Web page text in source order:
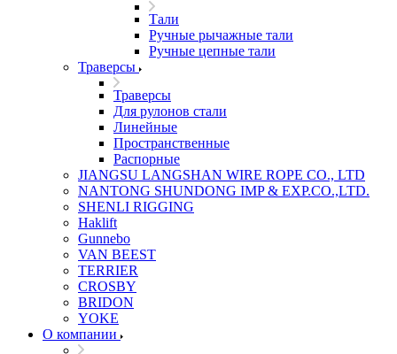
Тали
Ручные рычажные тали
Ручные цепные тали
Траверсы
Траверсы
Для рулонов стали
Линейные
Пространственные
Распорные
JIANGSU LANGSHAN WIRE ROPE CO., LTD
NANTONG SHUNDONG IMP & EXP.CO.,LTD.
SHENLI RIGGING
Haklift
Gunnebo
VAN BEEST
TERRIER
CROSBY
BRIDON
YOKE
О компании